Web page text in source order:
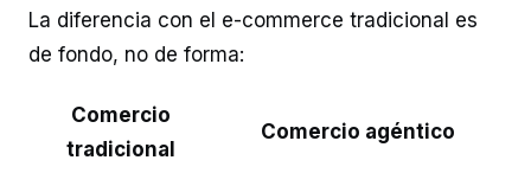
La diferencia con el e-commerce tradicional es
de fondo, no de forma:
Comercio
tradicional
Comercio agéntico